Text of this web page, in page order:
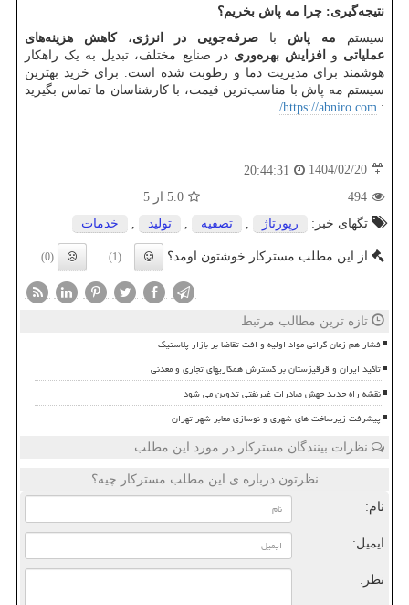
نتیجه‌گیری: چرا مه پاش بخریم؟
سیستم مه پاش با صرفه‌جویی در انرژی،کاهش هزینه‌های
عملیاتی و افزایش بهره‌وری در صنایع مختلف، تبدیل به یک راهکار
هوشمند برای مدیریت دما و رطوبت شده است. برای خرید بهترین
سیستم مه پاش با مناسب‌ترین قیمت، با کارشناسان ما تماس بگیرید
:
https://abniro.com
/
1404/02/20
20:44:31
494
5.0 از 5
تگهای خبر:
رپورتاژ تصفیه تولید خدمات
از این مطلب مسترکار خوشتون اومد؟ (1)
(0)
تازه ترین مطالب مرتبط
فشار هم زمان گرانی مواد اولیه و افت تقاضا بر بازار پلاستیک
تأکید ایران و قرقیزستان بر گسترش همکاریهای تجاری و معدنی
نقشه راه جدید جهش صادرات غیرنفتی تدوین می شود
پیشرفت زیرساخت های شهری و نوسازی معابر شهر تهران
نظرات بینندگان مسترکار در مورد این مطلب
نظرتون درباره ی این مطلب مسترکار چیه؟
نام:
ایمیل:
نظر: